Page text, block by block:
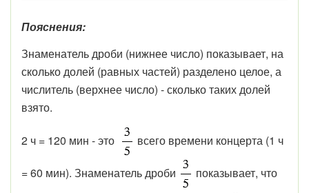
Пояснения:
Знаменатель дроби (нижнее число) показывает, на
сколько долей (равных частей) разделено целое, а
числитель (верхнее число) - сколько таких долей
взято.
2 ч = 120 мин - это всего времени концерта (1 ч
= 60 мин). Знаменатель дроби
показывает, что